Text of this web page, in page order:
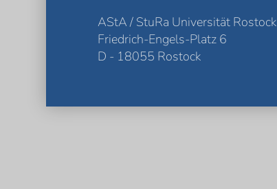
AStA / StuRa Universität Rostock
Friedrich-Engels-Platz 6
D - 18055 Rostock